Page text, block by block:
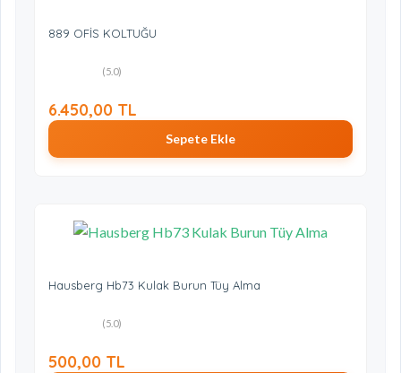
889 OFİS KOLTUĞU
(5.0)
6.450,00 TL
Sepete Ekle
Hausberg Hb73 Kulak Burun Tüy Alma
(5.0)
500,00 TL